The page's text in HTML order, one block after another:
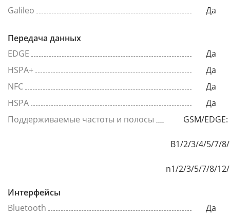
Galileo
Да
Передача данных
EDGE
Да
HSPA+
Да
NFC
Да
HSPA
Да
Поддерживаемые частоты и полосы
GSM/
B1/2/3/4/5/7/
n1/2/3/5/7/8/
Интерфейсы
Bluetooth
Да